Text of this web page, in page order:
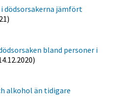
dödsorsakerna jämfört
bland personer i
alkohol än tidigare